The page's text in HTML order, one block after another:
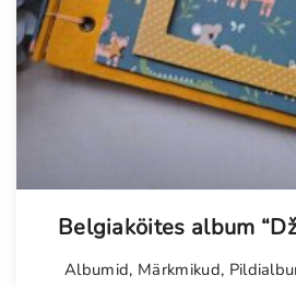
Belgiaköites album
Albumid, Märkmikud,